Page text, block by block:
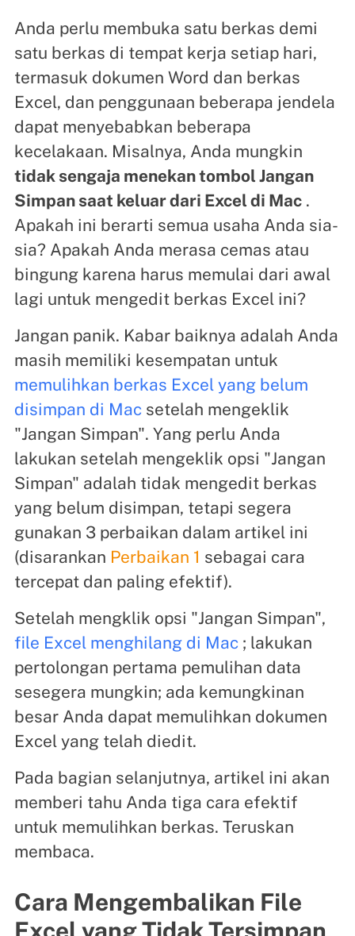
Anda perlu membuka satu berkas demi
satu berkas di tempat kerja setiap hari,
termasuk dokumen Word dan berkas
Excel, dan penggunaan beberapa jendela
dapat menyebabkan beberapa
kecelakaan. Misalnya, Anda mungkin
tidak sengaja menekan tombol Jangan
Simpan saat keluar dari Excel di Mac.
Apakah ini berarti semua usaha Anda sia-
sia? Apakah Anda merasa cemas atau
bingung karena harus memulai dari awal
lagi untuk mengedit berkas Excel ini?
Jangan panik. Kabar baiknya adalah Anda
masih memiliki kesempatan untuk
memulihkan berkas Excel yang belum
disimpan di Macsetelah mengeklik
"Jangan Simpan". Yang perlu Anda
lakukan setelah mengeklik opsi "Jangan
Simpan" adalah tidak mengedit berkas
yang belum disimpan, tetapi segera
gunakan 3 perbaikan dalam artikel ini
(disarankan Perbaikan 1 sebagai cara
tercepat dan paling efektif).
Setelah mengklik opsi "Jangan Simpan",
file Excel menghilang di Mac; lakukan
pertolongan pertama pemulihan data
sesegera mungkin; ada kemungkinan
besar Anda dapat memulihkan dokumen
Excel yang telah diedit.
Pada bagian selanjutnya, artikel ini akan
memberi tahu Anda tiga cara efektif
untuk memulihkan berkas. Teruskan
membaca.
Cara Mengembalikan File
Excel yang Tidak Tersimpan